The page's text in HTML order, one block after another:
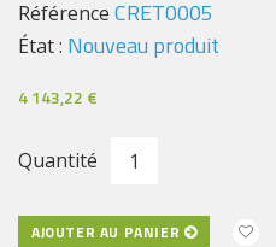
Référence CRET0005
État : Nouveau produit
4 143,22 €
Quantité
AJOUTER AU PANIER